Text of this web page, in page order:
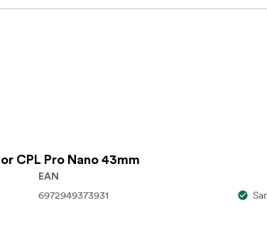
CPL Pro Nano 43mm
EAN
6972949373931